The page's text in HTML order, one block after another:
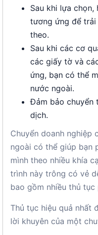
Sau khi lựa
tương ứng để
theo.
Sau khi các cơ
các giấy tờ và
ứng, bạn có thể
nước ngoài.
Đảm bảo chuyển
dịch.
Chuyển doanh nghiệp
ngoài có thể giúp bạn
mình theo nhiều khía
trình này trông có vẻ
bao gồm nhiều thủ
Thủ tục hiệu quả nhất
lời khuyên của một